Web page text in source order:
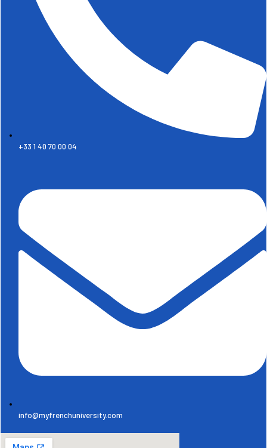
+33 1 40 70 00 04
info@myfrenchuniversity.com